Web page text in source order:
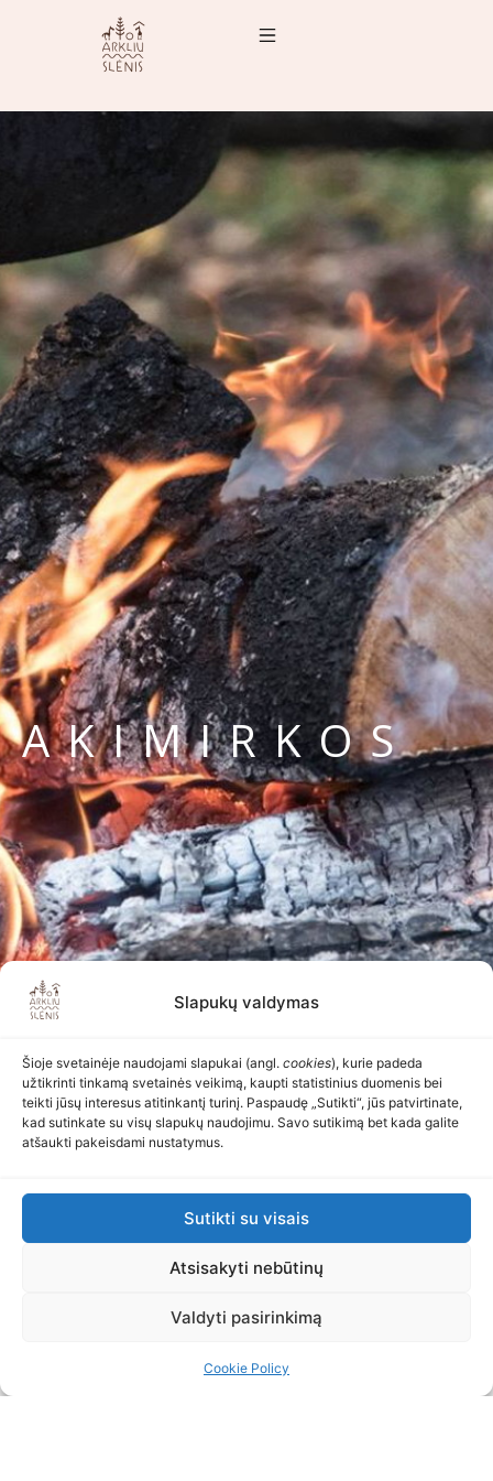
Slapukų valdymas
Šioje svetainėje naudojami slapukai (angl. cookies), kurie padeda
užtikrinti tinkamą svetainės veikimą, kaupti statistinius duomenis bei
teikti jūsų interesus atitinkantį turinį. Paspaudę „Sutikti“, jūs patvirtinate,
kad sutinkate su visų slapukų naudojimu. Savo sutikimą bet kada galite
atšaukti pakeisdami nustatymus.
Sutikti su visais
Atsisakyti nebūtinų
Valdyti pasirinkimą
Cookie Policy
AKIMIRKOS